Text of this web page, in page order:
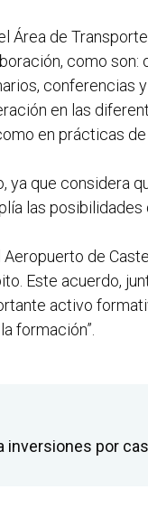
Área de
como
conferencias
en las
en prácticas
que considera
las posibilidades
de
Este acuerdo,
activo
formación”.